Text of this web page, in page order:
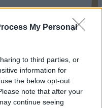
My Personal
to third parties, or
information for
the below opt-out
note that after your
continue seeing